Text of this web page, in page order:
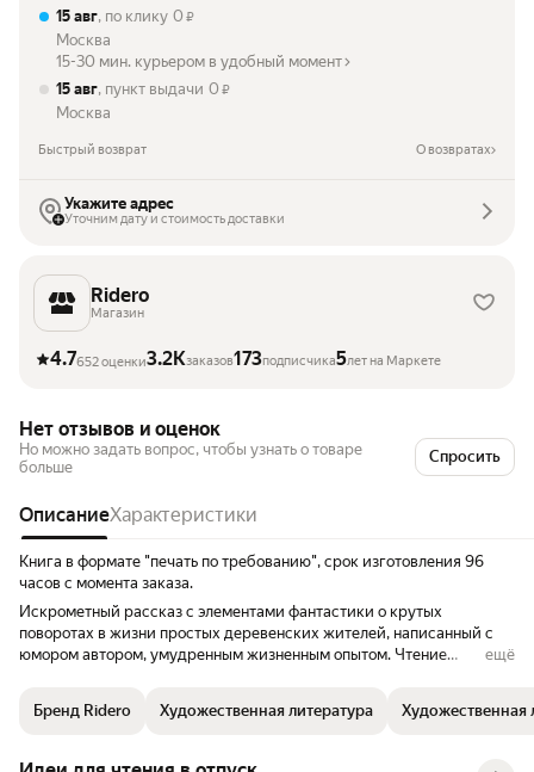
15 авг, по клику 0 ₽
Москва
15-30 мин. курьером в удобный момент
15 авг, пункт выдачи 0 ₽
Москва
Быстрый возврат О возвратах
Укажите адрес
Уточним дату и стоимость доставки
Ridero
Магазин
4.7652 оценки3.2Kзаказов173подписчика5лет на Маркете
Нет отзывов и оценок
Но можно задать вопрос, чтобы узнать о товаре
больше
Спросить
ОписаниеХарактеристики
Книга в формате "печать по требованию", срок изготовления 96
часов с момента заказа.
Искрометный рассказ с элементами фантастики о крутых
поворотах в жизни простых деревенских жителей, написанный с
юмором автором, умудренным жизненным опытом. Чтение
ещё
Бренд Ridero Художественная литература Художественная